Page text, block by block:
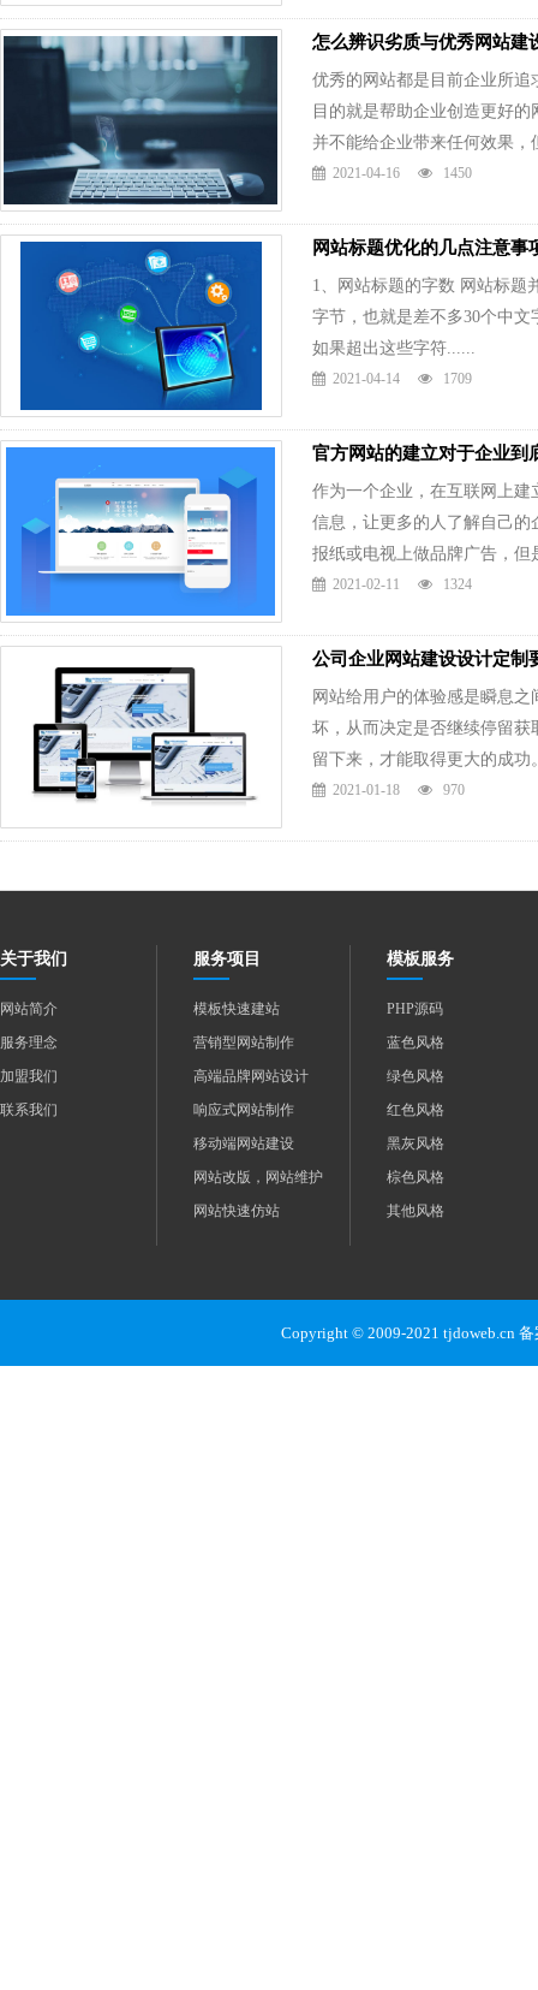
怎么辨识劣质与优秀网站建
优秀的网站都是目前企业所
目的就是帮助企业创造更好
并不能给企业带来任何效果，
2021-04-16 1450
网站标题优化的几点注意事
1、网站标题的字数 网站标题
字节，也就是差不多30个中
如果超出这些字符......
2021-04-14 1709
官方网站的建立对于企业到
作为一个企业，在互联网上
信息，让更多的人了解自己
报纸或电视上做品牌广告，但
2021-02-11 1324
公司企业网站建设设计定制
网站给用户的体验感是瞬息
坏，从而决定是否继续停留
留下来，才能取得更大的成功
2021-01-18 970
关于我们
网站简介
服务理念
加盟我们
联系我们
服务项目
模板快速建站
营销型网站制作
高端品牌网站设计
响应式网站制作
移动端网站建设
网站改版，网站维护
网站快速仿站
模板服务
PHP源码
蓝色风格
绿色风格
红色风格
黑灰风格
棕色风格
其他风格
Copyright © 2009-2021 tjdoweb.cn